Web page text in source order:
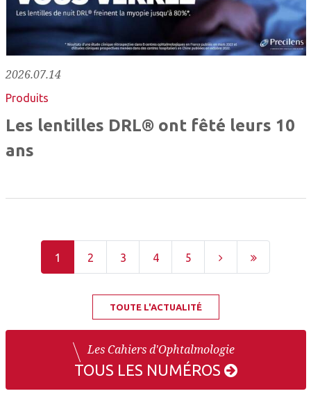
2026.07.14
Produits
Les lentilles DRL® ont fêté leurs 10
ans
1 2 3 4 5
TOUTE L'ACTUALITÉ
Les Cahiers d'Ophtalmologie
TOUS LES NUMÉROS